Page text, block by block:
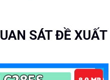
SÁT ĐỀ XUẤT